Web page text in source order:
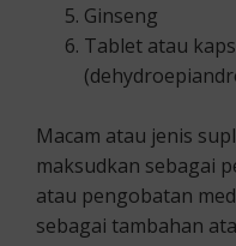
Ginseng
Tablet atau
Macam atau jenis
maksudkan sebagai
atau pengobatan
sebagai tambahan